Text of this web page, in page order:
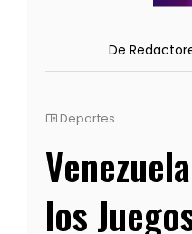
De
Deportes
los